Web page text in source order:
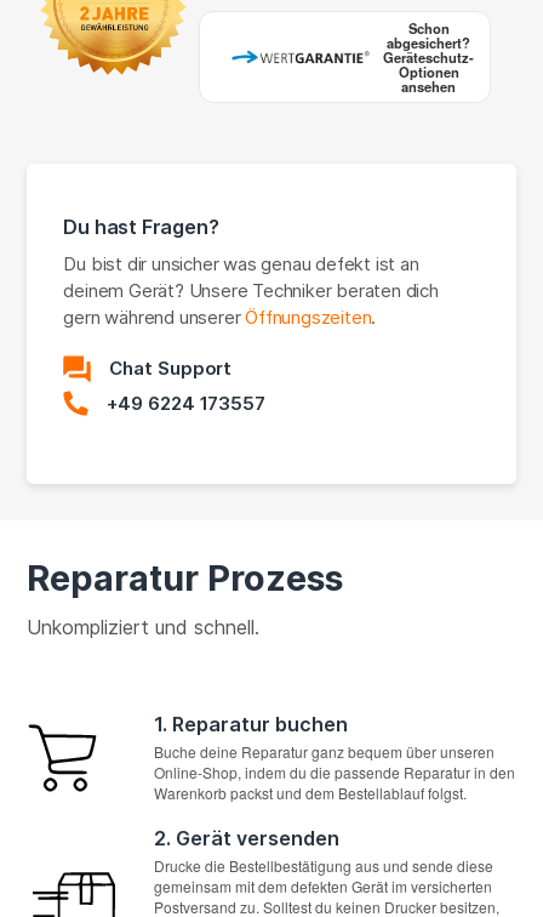
Schon
abgesichert?
Geräteschutz-
Optionen
ansehen
Du hast Fragen?
Du bist dir unsicher was genau defekt ist an
deinem Gerät? Unsere Techniker beraten dich
gern während unsererÖffnungszeiten.
Chat Support
+49 6224 173557
Reparatur Prozess
Unkompliziert und schnell.
1. Reparatur buchen
Buche deine Reparatur ganz bequem über unseren
Online-Shop, indem du die passende Reparatur in den
Warenkorb packst und dem Bestellablauf folgst.
2. Gerät versenden
Drucke die Bestellbestätigung aus und sende diese
gemeinsam mit dem defekten Gerät im versicherten
Postversand zu. Solltest du keinen Drucker besitzen,